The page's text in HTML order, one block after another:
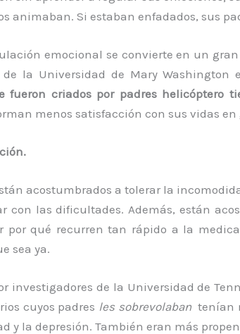
animaban. Si estaban enfadados, sus
emocional se convierte en un
la Universidad de Mary Washington
fueron criados por padres helicóptero
menos satisfacción con sus vidas en
acostumbrados a tolerar la
con las dificultades. Además, están
por qué recurren tan rápido a la
sea ya.
investigadores de la Universidad de
cuyos padres les sobrevolaban tenían
y la depresión. También eran más